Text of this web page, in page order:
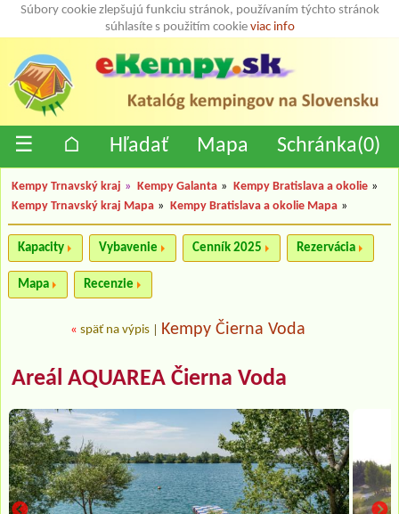
Súbory cookie zlepšujú funkciu stránok, používaním týchto stránok
súhlasíte s použitím cookie viac info
☰ ⌂ Hľadať Mapa Schránka(0)
Kempy Trnavský kraj » Kempy Galanta » Kempy Bratislava a okolie »
Kempy Trnavský kraj Mapa » Kempy Bratislava a okolie Mapa »
Kapacity Vybavenie Cenník 2025 Rezervácia
Mapa Recenzie
« späť na výpis Kempy Čierna Voda
Areál AQUAREA Čierna Voda